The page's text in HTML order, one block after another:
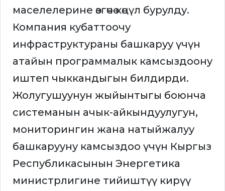
маселелерине өзгөчө көңүл бурулду.
Компания кубаттоочу
инфраструктураны башкаруу үчүн
атайын программалык камсыздоону
иштеп чыккандыгын билдирди.
Жолугушуунун жыйынтыгы боюнча
системанын ачык-айкындуулугун,
мониторингин жана натыйжалуу
башкарууну камсыздоо үчүн Кыргыз
Республикасынын Энергетика
министрлигине тийиштүү кирүү